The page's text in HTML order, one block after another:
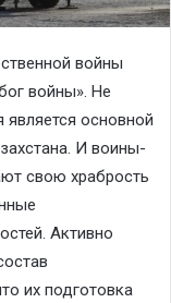
войны
войны». Не
является основной
И воины-
свою храбрость
Активно
их подготовка